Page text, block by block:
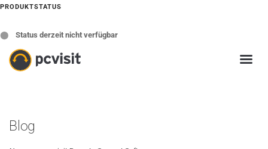
PRODUKTSTATUS
⬤ Status derzeit nicht verfügbar
Blog